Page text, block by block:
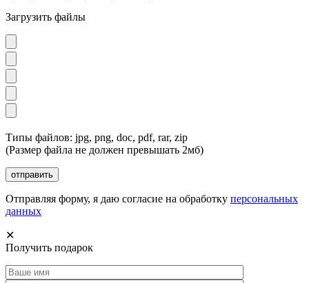
Загрузить файлы
Типы файлов: jpg, png, doc, pdf, rar, zip
(Размер файла не должен превышать 2мб)
Отправляя форму, я даю согласие на обработку персональных
данных
✕
Получить подарок